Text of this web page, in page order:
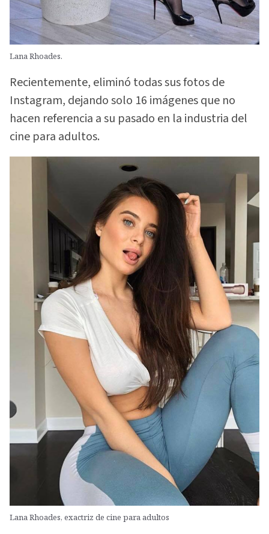
Lana Rhoades.
Recientemente, eliminó todas sus fotos de
Instagram, dejando solo 16 imágenes que no
hacen referencia a su pasado en la industria del
cine para adultos.
Lana Rhoades, exactriz de cine para adultos